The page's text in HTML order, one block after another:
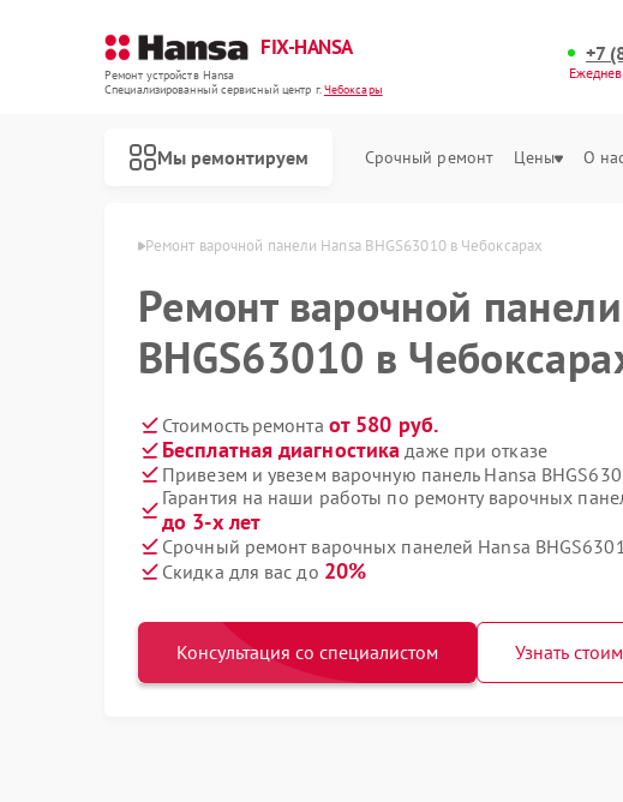
FIX-HANSA
Ремонт устройств Hansa
Специализированный cервисный центр г.Чебоксары
+7
Мы ремонтируем Срочный ремонт Цены О
Ремонт варочной панели Hansa BHGS63010 в Чебоксарах
Ремонт варочной
BHGS63010 в
Стоимость ремонта от 580 руб.
Бесплатная диагностика даже при отказе
Привезем и увезем варочную панель Hansa
Гарантия на наши работы по ремонту варочных
до 3-х лет
Срочный ремонт варочных панелей Hansa
Скидка для вас до 20%
Консультация со специалистом Узнать